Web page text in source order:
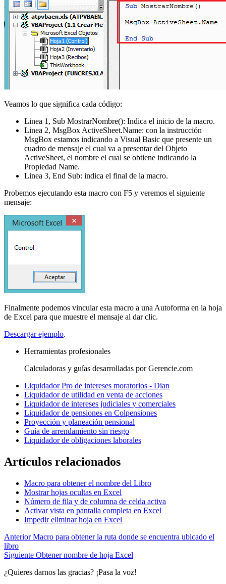
Veamos lo que significa cada código:
Linea 1, Sub MostrarNombre(): Indica el inicio de la macro.
Linea 2, MsgBox ActiveSheet.Name: con la instrucción
MsgBox estamos indicando a Visual Basic que presente un
cuadro de mensaje el cual va a presentar del Objeto
ActiveSheet, el nombre el cual se obtiene indicando la
Propiedad Name.
Linea 3, End Sub: indica el final de la macro.
Probemos ejecutando esta macro con F5 y veremos el siguiente
mensaje:
Finalmente podemos vincular esta macro a una Autoforma en la hoja
de Excel para que muestre el mensaje al dar clic.
Descargar ejemplo.
Herramientas profesionales
Calculadoras y guías desarrolladas por Gerencie.com
Liquidador Pro de intereses moratorios - Dian
Liquidador de utilidad en venta de acciones
Liquidador de intereses judiciales y comerciales
Liquidador de pensiones en Colpensiones
Proyección y planeación pensional
Guía de arrendamiento sin riesgo
Liquidador de obligaciones laborales
Artículos relacionados
Macro para obtener el nombre del Libro
Mostrar hojas ocultas en Excel
Número de fila y de columna de celda activa
Activar vista en pantalla completa en Excel
Impedir eliminar hoja en Excel
Anterior Macro para obtener la ruta donde se encuentra ubicado el
libro
Siguiente Obtener nombre de hoja Excel
¿Quieres darnos las gracias? ¡Pasa la voz!